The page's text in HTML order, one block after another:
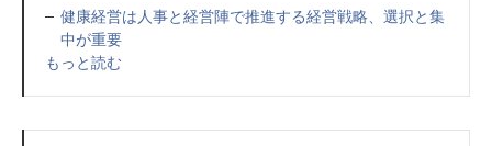
健康経営は人事と経営陣で推進する経営戦略、選択と集
中が重要
もっと読む